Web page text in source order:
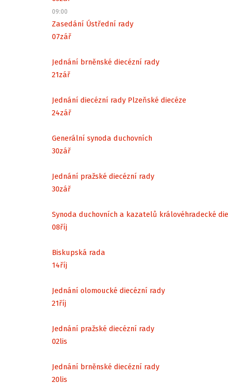
09:00
Zasedání Ústřední rady
07zář
Jednání brněnské diecézní rady
21zář
Jednání diecézní rady Plzeňské diecéze
24zář
Generální synoda duchovních
30zář
Jednání pražské diecézní rady
30zář
Synoda duchovních a kazatelů královéhradecké
08říj
Biskupská rada
14říj
Jednání olomoucké diecézní rady
21říj
Jednání pražské diecézní rady
02lis
Jednání brněnské diecézní rady
20lis